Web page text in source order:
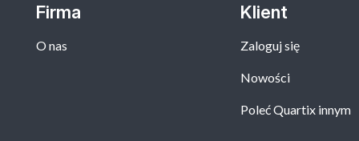
Firma
O nas
Klient
Zaloguj się
Nowości
Poleć Quartix innym